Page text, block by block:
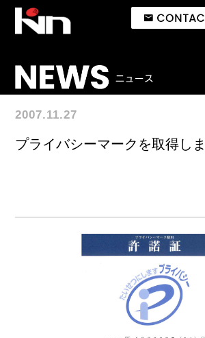
2007.11.27
プライバシーマークを取得しま